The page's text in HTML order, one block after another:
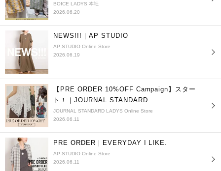
BOICE LADYS 本社
2026.06.20
NEWS!!!｜AP STUDIO
AP STUDIO Online Store
2026.06.19
【PRE ORDER 10%OFF Campaign】スター
ト！｜JOURNAL STANDARD
JOURNAL STANDARD LADYS Online Store
2026.06.11
PRE ORDER｜EVERYDAY I LIKE.
AP STUDIO Online Store
2026.06.11